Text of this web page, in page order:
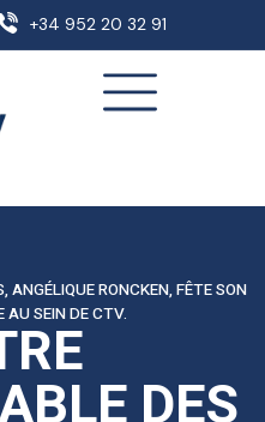
+34 952 20 32 91
RONCKEN, FÊTE SON
AU SEIN DE CTV.